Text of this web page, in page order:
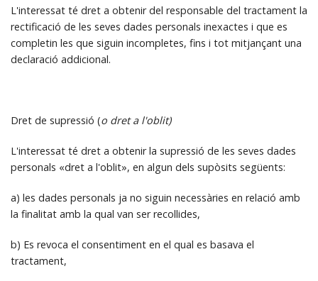
L'interessat té dret a obtenir del responsable del tractament la
rectificació de les seves dades personals inexactes i que es
completin les que siguin incompletes, fins i tot mitjançant una
declaració addicional.
Dret de supressió (o dret a l'oblit)
L'interessat té dret a obtenir la supressió de les seves dades
personals «dret a l'oblit», en algun dels supòsits següents:
a) les dades personals ja no siguin necessàries en relació amb
la finalitat amb la qual van ser recollides,
b) Es revoca el consentiment en el qual es basava el
tractament,